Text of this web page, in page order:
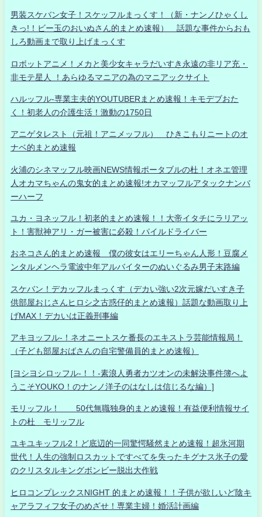
男装スケバン女子！スケッフルまっくす！（新・ナンノひゃくし
きっ!！ビー玉のおいぬさん的まとめ速報） 話題な事件からおも
しろ動画まで取り上げまっくす
ロボットアニメ！メカと美少女キャラだいすき永遠の非リア充・
非モテ星人 ！あらゆるマニアの為のマニアックサイト
ハルッフル-専業主夫的YOUTUBERまとめ速報！キモデブおた
く！初老人の介護生活！激動の1750日
アニゲタレスト（元祖！アニメッフル） ひきこもりニートのオ
ナベ的まとめ速報
火浦のシネマッフル映画NEWS情報ポータブルの杜！オネエ管理
人オカマちゃんの鬼女的まとめ速報!オカマッフルアタックナンバ
ーハーフ
ユカ・ヨネッフル！初老的まとめ速報！！大帝イタチにラリアッ
ト！害獣神アリ・ガー被害に必殺！パイルドライバー
おネコさん的まとめ速報 僕の彼女はエリーちゃん人形！豆腐メ
ンタルメンヘラ電波中年アルバイターのぬいぐるみ男子末路編
スケバン！デカッフルまっくす（デカい強い2次元嫁だいすき子
供部屋おじさんヒロシ之古惑仔的まとめ速報）話題な動画取り上
げMAX！デカいは正義刑事編
アキヨッフル-！ネオニートスケ番長のエキストラ芸能情報局！
（子ども部屋おばさんの自宅警備員的まとめ速報）
[ヨシヨシロッフル-！！-素浪人勇者カツオンの未解決事件簿へよ
うこそYOUKO！のナンノ洋子のはなしは信じるな編）]
モリッフル！ 50代無職独身的まとめ速報！有益便利情報サイ
トの杜 モリッフル
ユキユキッフル2！ど底辺的一同驚愕騒然まとめ速報！超氷河期
世代！人生の強制ロスカットですべてを失ったキグナス氷子の愛
のクリスタルキングボンビー脱出大作戦
ヒロコンプレックスNIGHT 的まとめ速報！！子供が欲しいど陰キ
ャアラフィフ女子のめざせ！専業主婦！婚活計画編